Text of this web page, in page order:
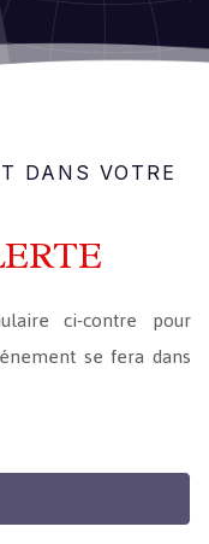
DANS VOTRE
ci-contre pour
se fera dans